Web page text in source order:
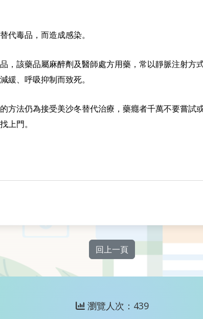
代毒品，而造成感染。
，該藥品屬麻醉劑及醫師處方用藥，常以靜脈注射
緩、呼吸抑制而致死。
方法仍為接受美沙冬替代治療，藥癮者千萬不要嘗
上門。
回上一頁
瀏覽人次：439